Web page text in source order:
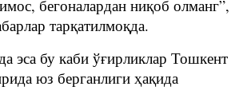
бегоналардан ниқоб олманг”,
тарқатилмоқда.
эса бу каби ўғирликлар Тошкент
юз берганлиги ҳақида